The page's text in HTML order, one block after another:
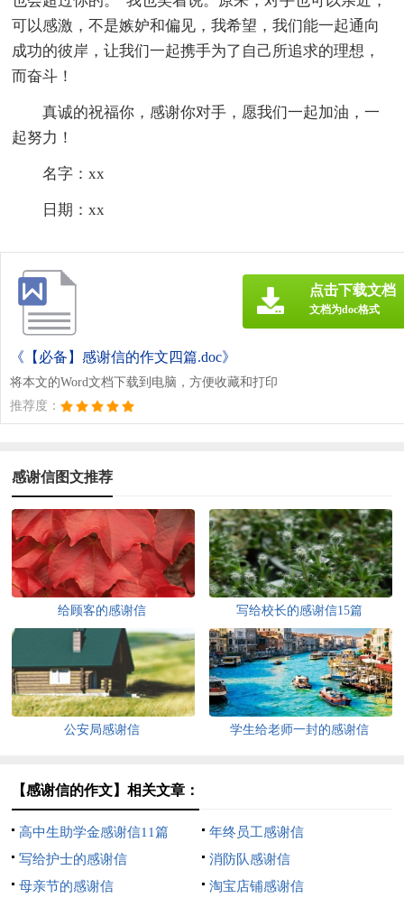
可以感激，不是嫉妒和偏见，我希望，我们能一起通向
成功的彼岸，让我们一起携手为了自己所追求的理想，
而奋斗！
真诚的祝福你，感谢你对手，愿我们一起加油，一
起努力！
名字：xx
日期：xx
《【必备】感谢信的作文四篇.doc》
将本文的Word文档下载到电脑，方便收藏和打印
推荐度：
点击下载文档
文档为doc格式
感谢信图文推荐
给顾客的感谢信 写给校长的感谢信15篇
公安局感谢信 学生给老师一封的感谢信
【感谢信的作文】相关文章：
高中生助学金感谢信11篇
年终员工感谢信
写给护士的感谢信
消防队感谢信
母亲节的感谢信
淘宝店铺感谢信